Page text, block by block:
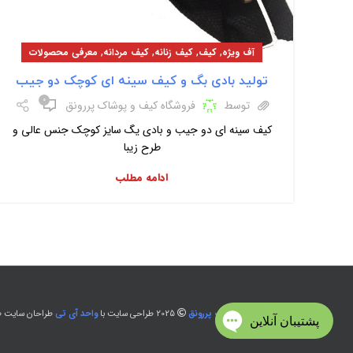
آف ویژه, کیف, کیف زنانه, کیف مردانه, معرفی محصولات
تولید بادی بگ و کیف سینه ای کوچک دو جیب
توسط فروشگاه کیف و پوشاک پررونق ۰
کیف سینه ای دو جیب و بادی یگ سایز کوچک جنس عالی و
طرح زیبا
ادامه مطلب
تولید و پخش پوشاک پررونق واحد آی تیطراحان سایت